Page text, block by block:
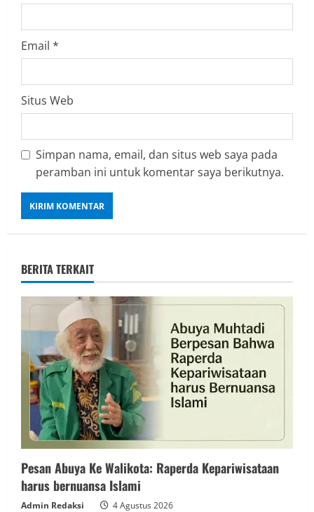
Email *
Situs Web
Simpan nama, email, dan situs web saya pada
peramban ini untuk komentar saya berikutnya.
BERITA TERKAIT
Pesan Abuya Ke Walikota: Raperda Kepariwisataan
harus bernuansa Islami
Admin Redaksi 4 Agustus 2026